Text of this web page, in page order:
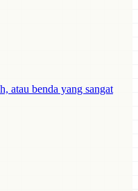
atau benda yang sangat